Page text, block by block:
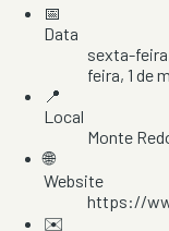
📅
Data
sexta-
feira, 1 de
📍
Local
Monte
🌐
Website
https://
✉️